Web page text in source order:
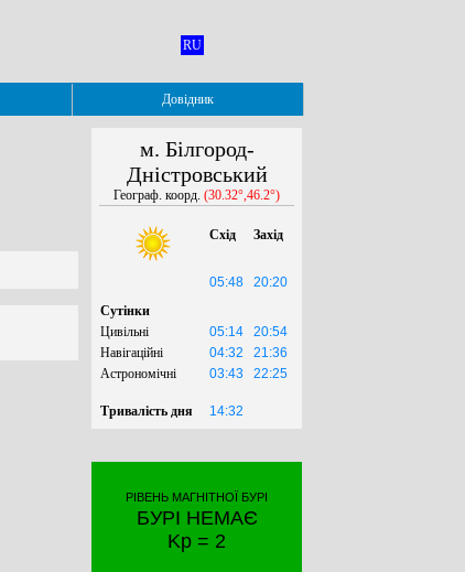
RU
Довідник
м. Білгород-
Дністровський
Географ. коорд. (30.32°,46.2°)
Схід Захід
05:48
20:20
Сутінки
Цивільні
05:14
20:54
Навігаційні
04:32
21:36
Астрономічні
03:43 22:25
Тривалість дня 14:32
РІВЕНЬ МАГНІТНОЇ БУРІ
БУРІ НЕМАЄ
Kp = 2